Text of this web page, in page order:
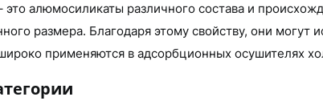
это алюмосиликаты различного состава и
размера. Благодаря этому свойству, они могут
применяются в адсорбционных осушителях